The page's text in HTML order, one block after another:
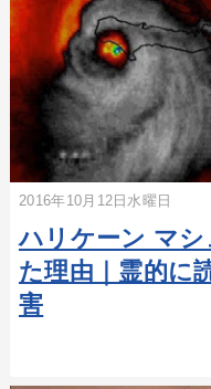
2016年10月12日水曜日
ハリケーン マシ
た理由｜霊的に
害